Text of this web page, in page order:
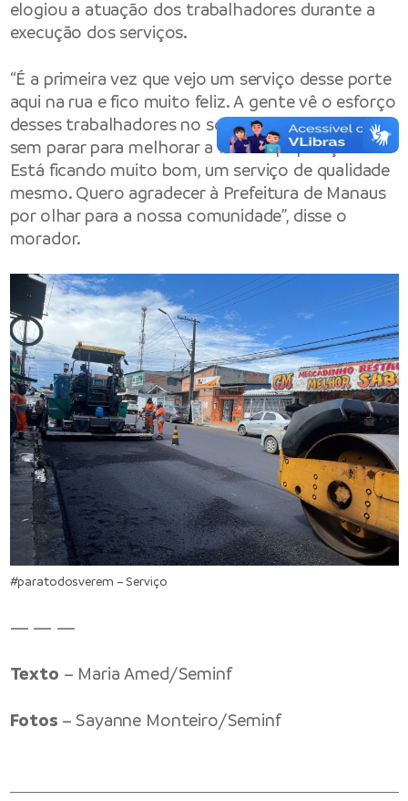
elogiou a atuação dos trabalhadores durante a
execução dos serviços.
“É a primeira vez que vejo um serviço desse porte
aqui na rua e fico muito feliz. A gente vê o esforço
desses trabalhadores no sol quente, trabalhando
sem parar para melhorar a vida da população.
Está ficando muito bom, um serviço de qualidade
mesmo. Quero agradecer à Prefeitura de Manaus
por olhar para a nossa comunidade”, disse o
morador.
#paratodosverem – Serviço
— — —
Texto – Maria Amed/Seminf
Fotos – Sayanne Monteiro/Seminf